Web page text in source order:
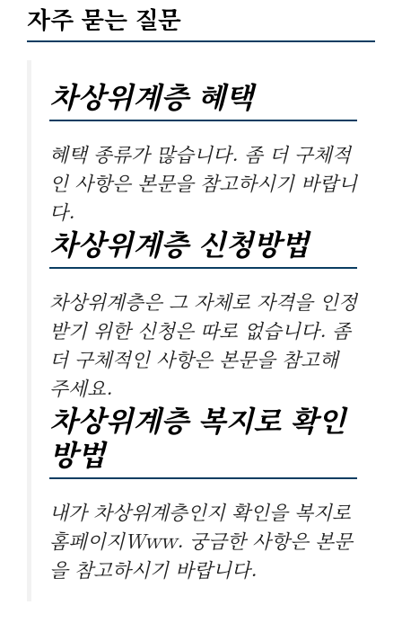
자주 묻는 질문
차상위계층 혜택
혜택 종류가 많습니다. 좀 더 구체적
인 사항은 본문을 참고하시기 바랍니
다.
차상위계층 신청방법
차상위계층은 그 자체로 자격을 인정
받기 위한 신청은 따로 없습니다. 좀
더 구체적인 사항은 본문을 참고해
주세요.
차상위계층 복지로 확인
방법
내가 차상위계층인지 확인을 복지로
홈페이지www. 궁금한 사항은 본문
을 참고하시기 바랍니다.